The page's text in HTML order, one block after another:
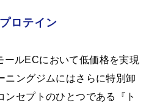
ロテイン
ルECにおいて低価格を実現
ニングジムにはさらに特別卸
ンセプトのひとつである『ト